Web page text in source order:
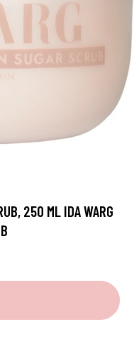
250 ML IDA WARG